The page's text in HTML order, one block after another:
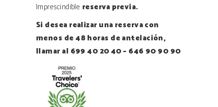
Imprescindible reserva previa.
Si desea realizar una reserva con
menos de 48 horas de antelación,
llamar al 699 40 20 40 – 646 90 90 90